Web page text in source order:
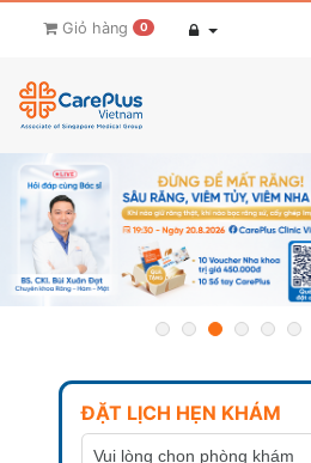
Giỏ hàng 0
ĐẶT LỊCH HẸN KHÁM